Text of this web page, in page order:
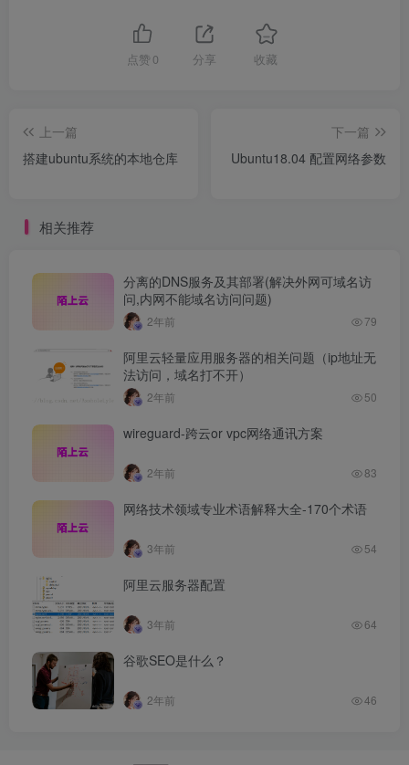
点赞 0 分享 收藏
上一篇
搭建ubuntu系统的本地仓库
下一篇
Ubuntu18.04 配置网络参数
相关推荐
分离的DNS服务及其部署(解决外网可域名访
问,内网不能域名访问问题)
2年前 79
阿里云轻量应用服务器的相关问题（ip地址无
法访问，域名打不开）
2年前 50
wireguard-跨云or vpc网络通讯方案
2年前 83
网络技术领域专业术语解释大全-170个术语
3年前 54
阿里云服务器配置
3年前 64
谷歌SEO是什么？
2年前 46